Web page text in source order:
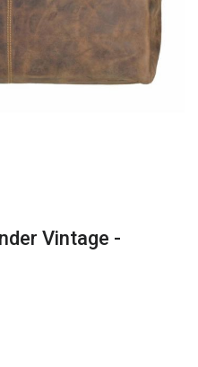
Vintage -